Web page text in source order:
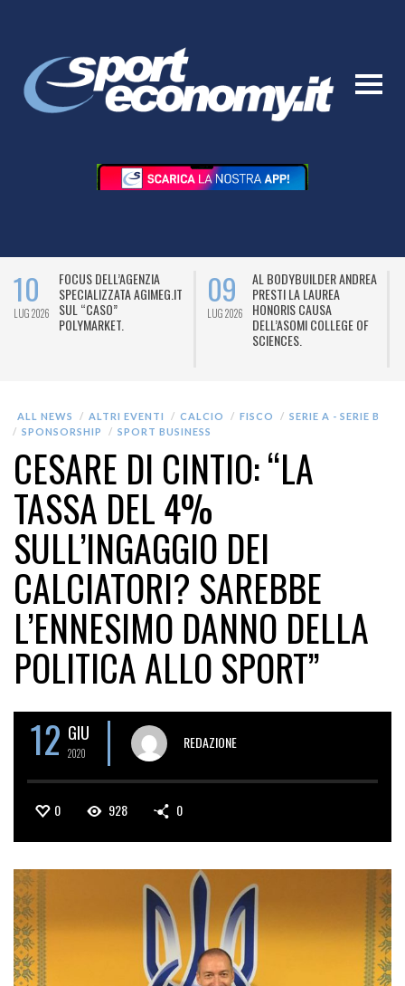
10
LUG 2026
FOCUS DELL’AGENZIA
SPECIALIZZATA AGIMEG.IT
SUL “CASO”
POLYMARKET.
09
LUG 2026
AL BODYBUILDER ANDREA
PRESTI LA LAUREA
HONORIS CAUSA
DELL’ASOMI COLLEGE OF
SCIENCES.
ALL NEWS ALTRI EVENTI CALCIO FISCO
SERIE A - SERIE B
SPONSORSHIP
SPORT BUSINESS
CESARE DI CINTIO: “LA
TASSA DEL 4%
SULL’INGAGGIO DEI
CALCIATORI? SAREBBE
L’ENNESIMO DANNO DELLA
POLITICA ALLO SPORT”
12 GIU
2020
REDAZIONE
0 928 0